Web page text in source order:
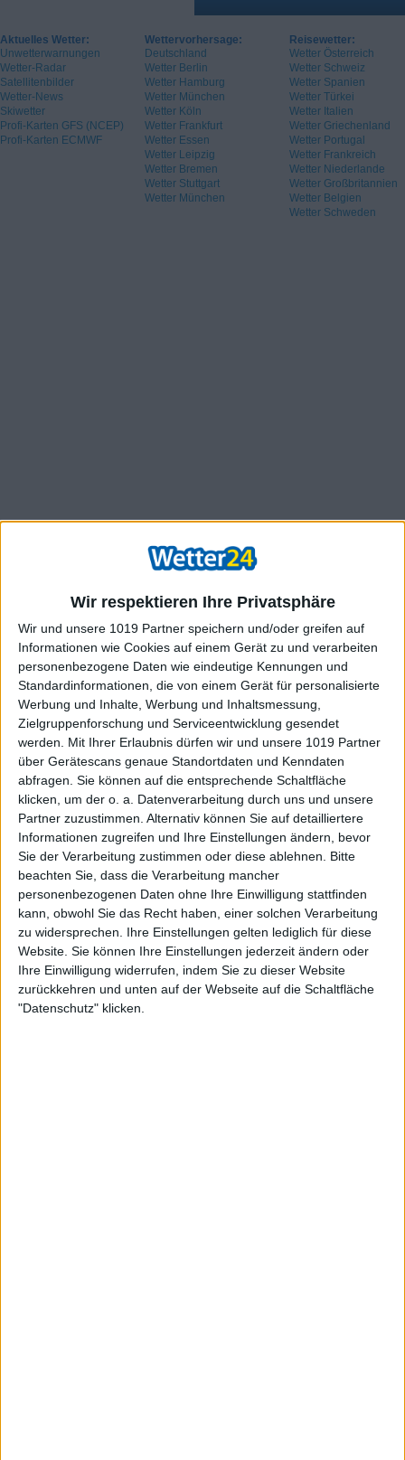
Wir respektieren Ihre Privatsphäre
Wir und unsere 1019 Partner speichern und/oder greifen auf
Informationen wie Cookies auf einem Gerät zu und verarbeiten
personenbezogene Daten wie eindeutige Kennungen und
Standardinformationen, die von einem Gerät für personalisierte
Werbung und Inhalte, Werbung und Inhaltsmessung,
Zielgruppenforschung und Serviceentwicklung gesendet
werden.
Mit Ihrer Erlaubnis dürfen wir und unsere 1019 Partner
über Gerätescans genaue Standortdaten und Kenndaten
abfragen. Sie können auf die entsprechende Schaltfläche
klicken, um der o. a. Datenverarbeitung durch uns und unsere
Partner zuzustimmen. Alternativ können Sie auf detailliertere
Informationen zugreifen und Ihre Einstellungen ändern, bevor
Sie der Verarbeitung zustimmen oder diese ablehnen.
Bitte
beachten Sie, dass die Verarbeitung mancher
personenbezogenen Daten ohne Ihre Einwilligung stattfinden
kann, obwohl Sie das Recht haben, einer solchen Verarbeitung
zu widersprechen. Ihre Einstellungen gelten lediglich für diese
Website. Sie können Ihre Einstellungen jederzeit ändern oder
Ihre Einwilligung widerrufen, indem Sie zu dieser Website
zurückkehren und unten auf der Webseite auf die Schaltfläche
"Datenschutz" klicken.
Aktuelles Wetter:
Unwetterwarnungen
Wetter-Radar
Satellitenbilder
Wetter-News
Skiwetter
Profi-Karten GFS (NCEP)
Profi-Karten ECMWF
Wettervorhersage:
Deutschland
Wetter Berlin
Wetter Hamburg
Wetter München
Wetter Köln
Wetter Frankfurt
Wetter Essen
Wetter Leipzig
Wetter Bremen
Wetter Stuttgart
Wetter München
Reisewetter:
Wetter Österreich
Wetter Schweiz
Wetter Spanien
Wetter Türkei
Wetter Italien
Wetter Griechenland
Wetter Portugal
Wetter Frankreich
Wetter Niederlande
Wetter Großbritannien
Wetter Belgien
Wetter Schweden